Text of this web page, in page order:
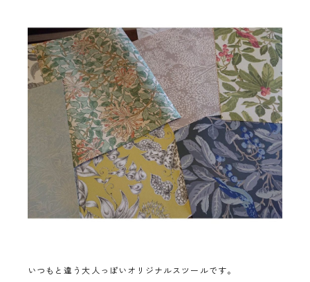
いつもと違う大人っぽいオリジナルスツールです。